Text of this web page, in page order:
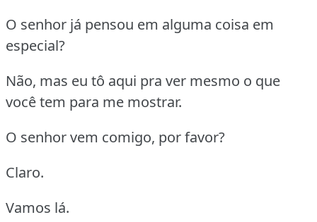
O senhor já pensou em alguma coisa em
especial?
Não, mas eu tô aqui pra ver mesmo o que
você tem para me mostrar.
O senhor vem comigo, por favor?
Claro.
Vamos lá.